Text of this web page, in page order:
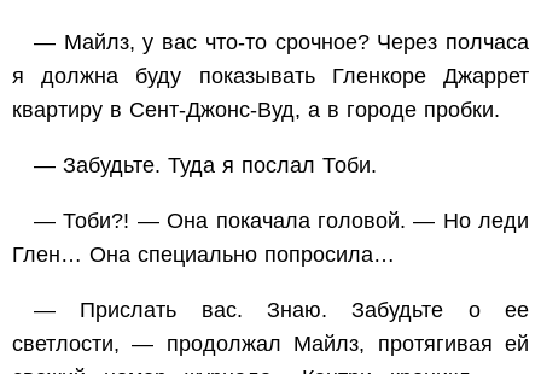
— Майлз, у вас что-то срочное? Через полчаса
я должна буду показывать Гленкоре Джаррет
квартиру в Сент-Джонс-Вуд, а в городе пробки.
— Забудьте. Туда я послал Тоби.
— Тоби?! — Она покачала головой. — Но леди
Глен… Она специально попросила…
— Прислать вас. Знаю. Забудьте о ее
светлости, — продолжал Майлз, протягивая ей